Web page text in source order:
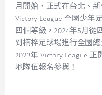
月開始，正式在台北、
Victory League 全國少年
四個等級，2024年5月從
到楠梓足球場進行全國總
2023年 Victory League
地隊伍報名參與！